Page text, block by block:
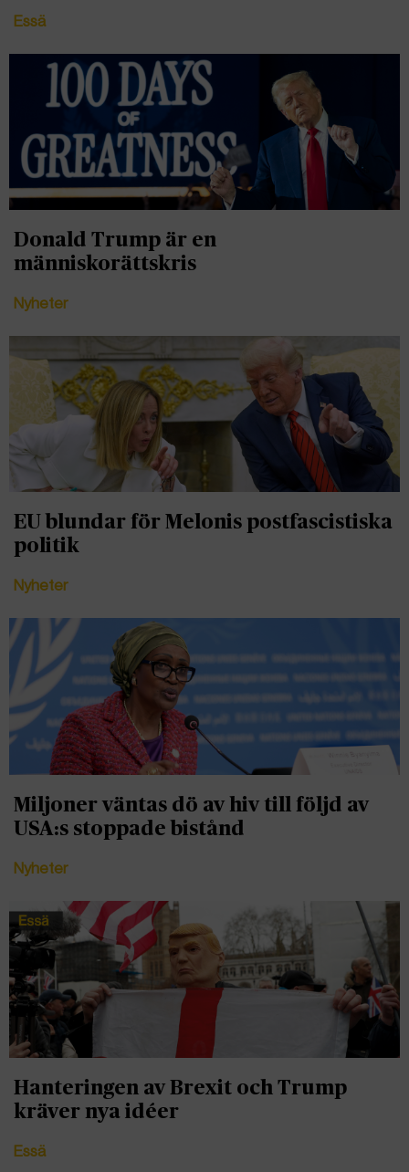
Essä
Donald Trump är en
människorättskris
Nyheter
EU blundar för Melonis postfascistiska
politik
Nyheter
Miljoner väntas dö av hiv till följd av
USA:s stoppade bistånd
Nyheter
Hanteringen av Brexit och Trump
kräver nya idéer
Essä